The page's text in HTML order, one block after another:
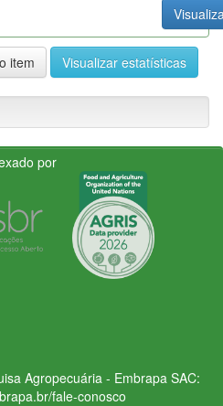
item Visualizar estatísticas
por
Agropecuária - Embrapa SAC:
fale-conosco